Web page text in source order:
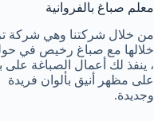
معلم صباغ بالفروانية
من خلال شركتنا وهي شركة
خلالها مع صباغ رخيص في
، ينفذ لك أعمال الصباغة
على مظهر أنيق بألوان فريدة
وجديدة.